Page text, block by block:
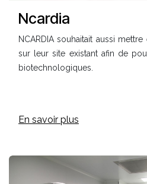
Ncardia
NCARDIA souhaitait aussi
sur leur site existant afin de
biotechnologiques.
En savoir plus